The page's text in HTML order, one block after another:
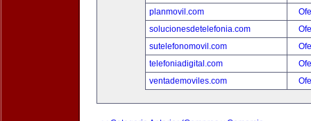
planmovil.com
solucionesdetelefonia.com
sutelefonomovil.com
telefoniadigital.com
ventademoviles.com